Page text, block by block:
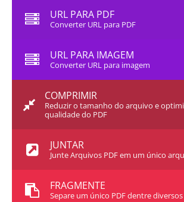
URL PARA PDF
Converter URL para PDF
URL PARA IMAGEM
Converter URL para imagem
COMPRIMIR
Reduzir o tamanho do arquivo e
qualidade do PDF
JUNTAR
Junte Arquivos PDF em um único
FRAGMENTE
Separe um único PDF dentre